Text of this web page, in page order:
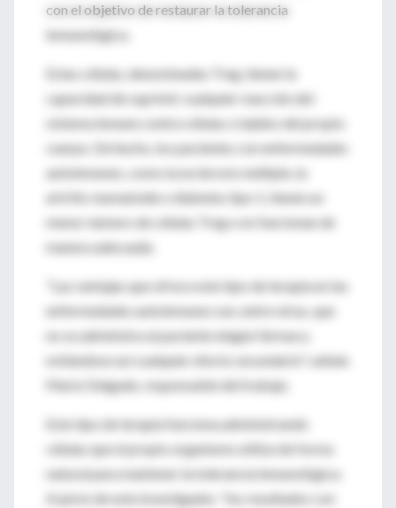
con el objetivo de restaurar la tolerancia
inmunológica.
Estas células, denominadas Treg, tienen la
capacidad de suprimir cualquier reacción del
sistema inmune contra células o tejidos del propio
cuerpo. De hecho, los pacientes con enfermedades
autoinmunes, como la esclerosis múltiple, la
artritis reumatoide o diabetes tipo 1, tienen un
menor número de células Treg o no funcionan de
manera adecuada.
"Las ventajas que ofrece este tipo de terapia en las
enfermedades autoinmunes son, entre otras, que
no se administra al paciente ningún fármaco,
evitándose así cualquier efecto secundario", señala
Mario Delgado, responsable del trabajo.
Este tipo de terapia funciona administrando
células que el propio organismo utiliza de forma
natural para mantener la tolerancia inmunológica.
A juicio de este investigador, "los resultados con